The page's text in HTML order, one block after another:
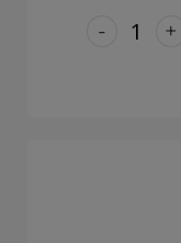
+
-